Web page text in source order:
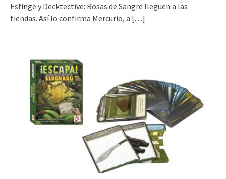
Esfinge y Decktective: Rosas de Sangre lleguen a las
tiendas. Así lo confirma Mercurio, a […]